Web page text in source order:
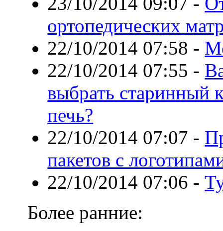
ортопедических
22/10/2014 07:58 -
22/10/2014 07:55 -
выбрать старинный
печь?
22/10/2014 07:07 -
пакетов с
22/10/2014 07:06 -
Более ранние: